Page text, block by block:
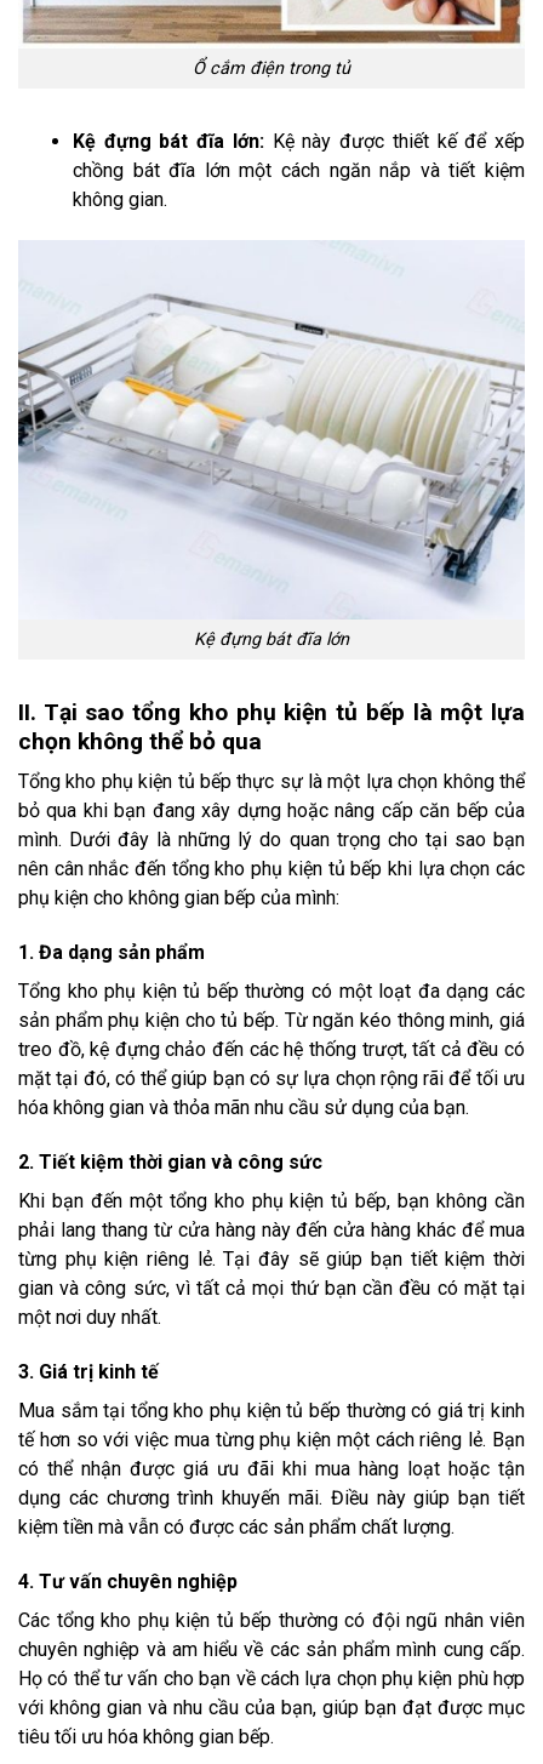
Ổ cắm điện trong tủ
Kệ đựng bát đĩa lớn: Kệ này được thiết kế để xếp
chồng bát đĩa lớn một cách ngăn nắp và tiết kiệm
không gian.
Kệ đựng bát đĩa lớn
II. Tại sao tổng kho phụ kiện tủ bếp là một lựa
chọn không thể bỏ qua
Tổng kho phụ kiện tủ bếp thực sự là một lựa chọn không thể
bỏ qua khi bạn đang xây dựng hoặc nâng cấp căn bếp của
mình. Dưới đây là những lý do quan trọng cho tại sao bạn
nên cân nhắc đến tổng kho phụ kiện tủ bếp khi lựa chọn các
phụ kiện cho không gian bếp của mình:
1. Đa dạng sản phẩm
Tổng kho phụ kiện tủ bếp thường có một loạt đa dạng các
sản phẩm phụ kiện cho tủ bếp. Từ ngăn kéo thông minh, giá
treo đồ, kệ đựng chảo đến các hệ thống trượt, tất cả đều có
mặt tại đó, có thể giúp bạn có sự lựa chọn rộng rãi để tối ưu
hóa không gian và thỏa mãn nhu cầu sử dụng của bạn.
2. Tiết kiệm thời gian và công sức
Khi bạn đến một tổng kho phụ kiện tủ bếp, bạn không cần
phải lang thang từ cửa hàng này đến cửa hàng khác để mua
từng phụ kiện riêng lẻ. Tại đây sẽ giúp bạn tiết kiệm thời
gian và công sức, vì tất cả mọi thứ bạn cần đều có mặt tại
một nơi duy nhất.
3. Giá trị kinh tế
Mua sắm tại tổng kho phụ kiện tủ bếp thường có giá trị kinh
tế hơn so với việc mua từng phụ kiện một cách riêng lẻ. Bạn
có thể nhận được giá ưu đãi khi mua hàng loạt hoặc tận
dụng các chương trình khuyến mãi. Điều này giúp bạn tiết
kiệm tiền mà vẫn có được các sản phẩm chất lượng.
4. Tư vấn chuyên nghiệp
Các tổng kho phụ kiện tủ bếp thường có đội ngũ nhân viên
chuyên nghiệp và am hiểu về các sản phẩm mình cung cấp.
Họ có thể tư vấn cho bạn về cách lựa chọn phụ kiện phù hợp
với không gian và nhu cầu của bạn, giúp bạn đạt được mục
tiêu tối ưu hóa không gian bếp.